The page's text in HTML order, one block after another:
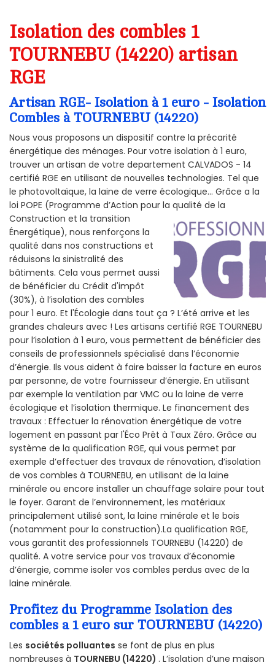
Isolation des combles 1
TOURNEBU (14220) artisan
RGE
Artisan RGE- Isolation à 1 euro - Isolation
Combles à TOURNEBU (14220)
Nous vous proposons un dispositif contre la précarité
énergétique des ménages. Pour votre isolation à 1 euro,
trouver un artisan de votre departement CALVADOS - 14
certifié RGE en utilisant de nouvelles technologies. Tel que
le photovoltaïque, la laine de verre écologique... Grâce a la
loi POPE (Programme d’Action pour la qualité de la
Construction et la transition
Énergétique), nous renforçons la
qualité dans nos constructions et
réduisons la sinistralité des
bâtiments. Cela vous permet aussi
de bénéficier du Crédit d'impôt
(30%), à l’isolation des combles
pour 1 euro. Et l'Écologie dans tout ça ? L’été arrive et les
grandes chaleurs avec ! Les artisans certifié RGE TOURNEBU
pour l’isolation à 1 euro, vous permettent de bénéficier des
conseils de professionnels spécialisé dans l’économie
d’énergie. Ils vous aident à faire baisser la facture en euros
par personne, de votre fournisseur d’énergie. En utilisant
par exemple la ventilation par VMC ou la laine de verre
écologique et l’isolation thermique. Le financement des
travaux : Effectuer la rénovation énergétique de votre
logement en passant par l'Éco Prêt à Taux Zéro. Grâce au
système de la qualification RGE, qui vous permet par
exemple d’effectuer des travaux de rénovation, d’isolation
de vos combles à TOURNEBU, en utilisant de la laine
minérale ou encore installer un chauffage solaire pour tout
le foyer. Garant de l’environnement, les matériaux
principalement utilisé sont, la laine minérale et le bois
(notamment pour la construction).La qualification RGE,
vous garantit des professionnels TOURNEBU (14220) de
qualité. A votre service pour vos travaux d’économie
d’énergie, comme isoler vos combles perdus avec de la
laine minérale.
Profitez du Programme Isolation des
combles a 1 euro sur TOURNEBU (14220)
Les sociétés polluantes se font de plus en plus
nombreuses à TOURNEBU (14220) . L’isolation d’une maison